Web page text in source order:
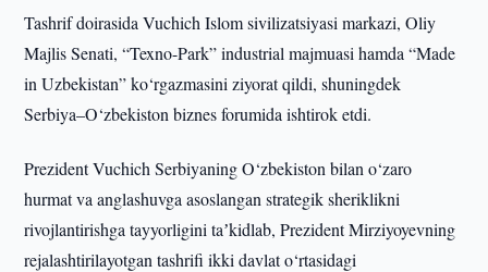
Tashrif doirasida Vuchich Islom sivilizatsiyasi markazi, Oliy
Majlis Senati, “Texno-Park” industrial majmuasi hamda “Made
in Uzbekistan” ko‘rgazmasini ziyorat qildi, shuningdek
Serbiya–O‘zbekiston biznes forumida ishtirok etdi.
Prezident Vuchich Serbiyaning O‘zbekiston bilan o‘zaro
hurmat va anglashuvga asoslangan strategik sheriklikni
rivojlantirishga tayyorligini taʼkidlab, Prezident Mirziyoyevning
rejalashtirilayotgan tashrifi ikki davlat o‘rtasidagi